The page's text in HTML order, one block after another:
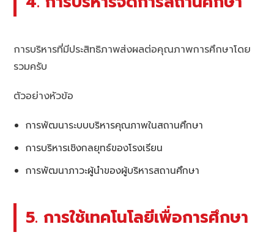
การบริหารที่มีประสิทธิภาพส่งผลต่อคุณภาพการศึกษาโดย
รวมครับ
ตัวอย่างหัวข้อ
การพัฒนาระบบบริหารคุณภาพในสถานศึกษา
การบริหารเชิงกลยุทธ์ของโรงเรียน
การพัฒนาภาวะผู้นำของผู้บริหารสถานศึกษา
5. การใช้เทคโนโลยีเพื่อการศึกษา